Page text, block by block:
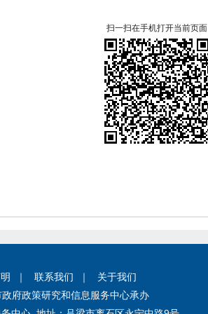
扫一扫在手机打开当前页面
｜ 联系我们 ｜ 关于我们
府政策研究和信息服务中心承办